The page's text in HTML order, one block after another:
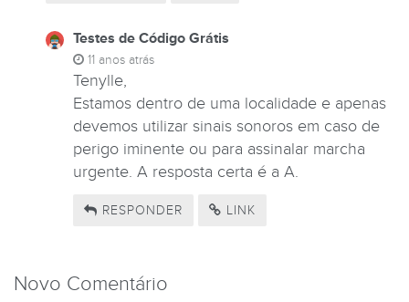
Testes de Código Grátis
11 anos atrás
Tenylle,
Estamos dentro de uma localidade e apenas
devemos utilizar sinais sonoros em caso de
perigo iminente ou para assinalar marcha
urgente. A resposta certa é a A.
RESPONDER LINK
Novo Comentário